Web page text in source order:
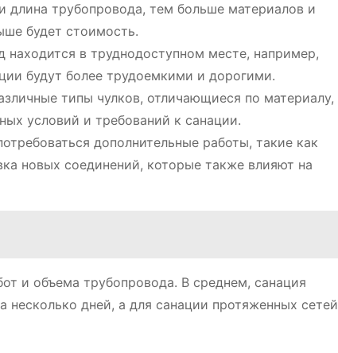
длина трубопровода, тем больше материалов и
будет стоимость.
находится в труднодоступном месте, например,
будут более трудоемкими и дорогими.
типы чулков, отличающиеся по материалу,
условий и требований к санации.
дополнительные работы, такие как
новых соединений, которые также влияют на
и объема трубопровода. В среднем, санация
дней, а для санации протяженных сетей